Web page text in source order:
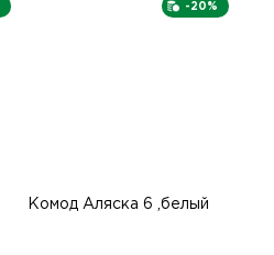
-20%
Комод Аляска 6 ,белый